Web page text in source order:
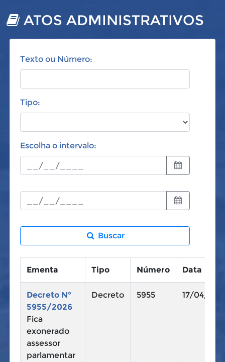
ATOS ADMINISTRATIVOS
Texto ou Número:
Tipo:
Escolha o intervalo:
Buscar
Ementa Tipo Número Data
Decreto N°
5955/2026
Fica
exonerado
assessor
parlamentar
Decreto 5955 17/04/